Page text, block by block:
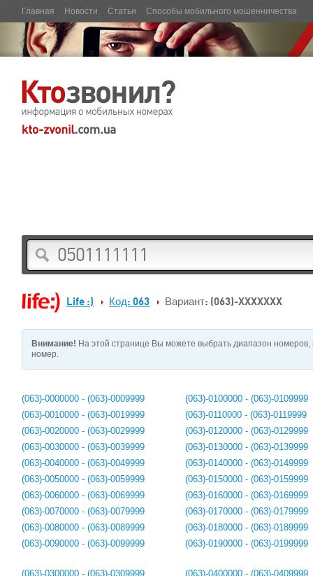
Главная Новости Статьи Способы мобильного мошенничества
Life :) Код: 063 Вариант: (063)-XXXXXXX
Внимание! На этой странице Вы можете выбрать диапазон
номер.
(063)-0000000 - (063)-0009999
(063)-0010000 - (063)-0019999
(063)-0020000 - (063)-0029999
(063)-0030000 - (063)-0039999
(063)-0040000 - (063)-0049999
(063)-0050000 - (063)-0059999
(063)-0060000 - (063)-0069999
(063)-0070000 - (063)-0079999
(063)-0080000 - (063)-0089999
(063)-0090000 - (063)-0099999
(063)-0100000 - (063)-0109999
(063)-0110000 - (063)-0119999
(063)-0120000 - (063)-0129999
(063)-0130000 - (063)-0139999
(063)-0140000 - (063)-0149999
(063)-0150000 - (063)-0159999
(063)-0160000 - (063)-0169999
(063)-0170000 - (063)-0179999
(063)-0180000 - (063)-0189999
(063)-0190000 - (063)-0199999
(063)-0300000 - (063)-0309999
(063)-0400000 - (063)-0409999